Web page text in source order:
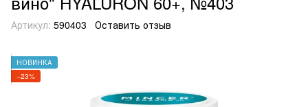
Артикул: 590403 Оставить отзыв
НОВИНКА
−23%